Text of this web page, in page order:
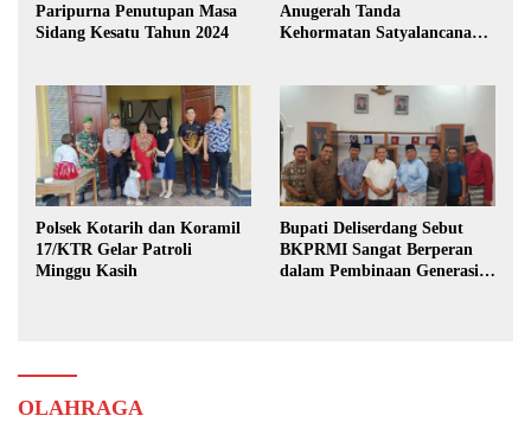
Paripurna Penutupan Masa
Sidang Kesatu Tahun 2024
Anugerah Tanda
Kehormatan Satyalancana
Polsek Kotarih dan Koramil
17/KTR Gelar Patroli
Minggu Kasih
Bupati Deliserdang Sebut
BKPRMI Sangat Berperan
dalam Pembinaan Generasi
OLAHRAGA